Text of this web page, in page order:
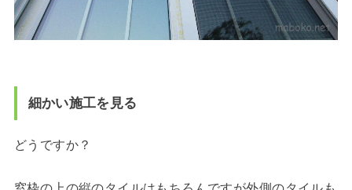
細かい施工を見る
どうですか？